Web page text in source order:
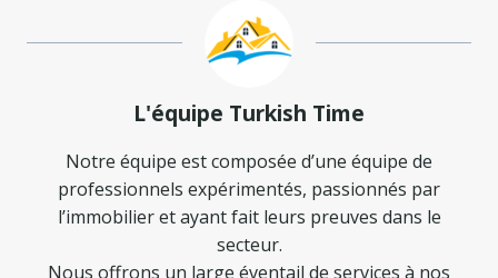
L'équipe Turkish Time
Notre équipe est composée d’une équipe de
professionnels expérimentés, passionnés par
l’immobilier et ayant fait leurs preuves dans le
secteur.
Nous offrons un large éventail de services à nos